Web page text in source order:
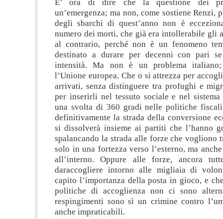
E’ ora di dire che la questione dei
un’emergenza; ma non, come sostiene Renzi,
degli sbarchi di quest’anno non è
numero dei morti, che già era intollerabile gli
al contrario, perché non è un fenomeno
destinato a durare per decenni con pari
intensità. Ma non è un problema
l’Unione europea. Che o si attrezza per
arrivati, senza distinguere tra profughi e
per inserirli nel tessuto sociale e nel sistema
una svolta di 360 gradi nelle politiche
definitivamente la strada della conversione
si dissolverà insieme ai partiti che l’hanno
spalancando la strada alle forze che vogliono
solo in una fortezza verso l’esterno, ma
all’interno. Oppure alle forze, ancora
daraccogliere intorno alle migliaia di
capito l’importanza della posta in gioco, e
politiche di accoglienza non ci sono
respingimenti sono sì un crimine contro
anche impraticabili.